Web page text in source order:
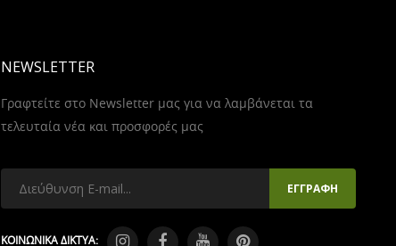
NEWSLETTER
Γραφτείτε στο Newsletter μας για να λαμβάνεται τα
τελευταία νέα και προσφορές μας
ΚΟΙΝΩΝΙΚΑ ΔΙΚΤΥΑ: